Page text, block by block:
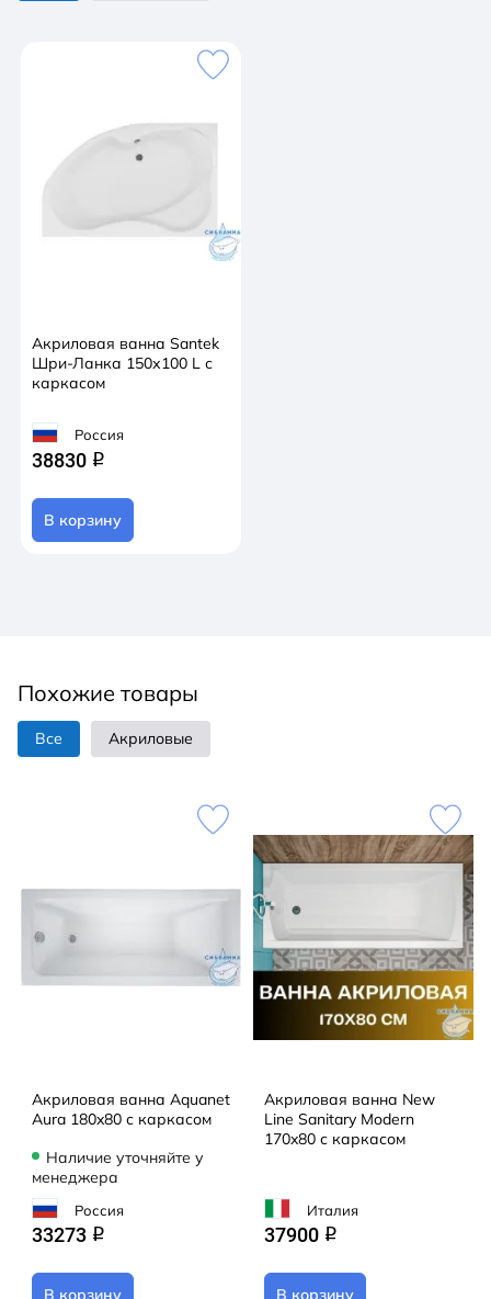
Акриловая ванна Santek
Шри-Ланка 150х100 L с
каркасом
Россия
38830 q
В корзину
Похожие товары
Все Акриловые
Акриловая ванна Aquanet
Aura 180x80 с каркасом
Наличие уточняйте у
менеджера
Россия
33273 q
В корзину
Акриловая ванна New
Line Sanitary Modern
170x80 с каркасом
Италия
37900 q
В корзину